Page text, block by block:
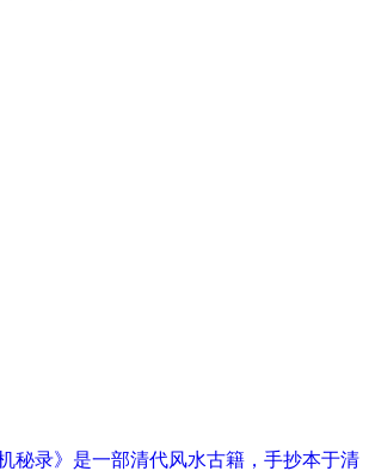
秘录》是一部清代风水古籍，手抄本于清